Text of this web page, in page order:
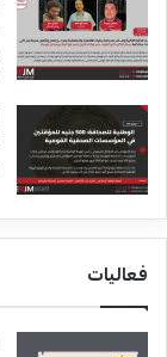
فعاليات